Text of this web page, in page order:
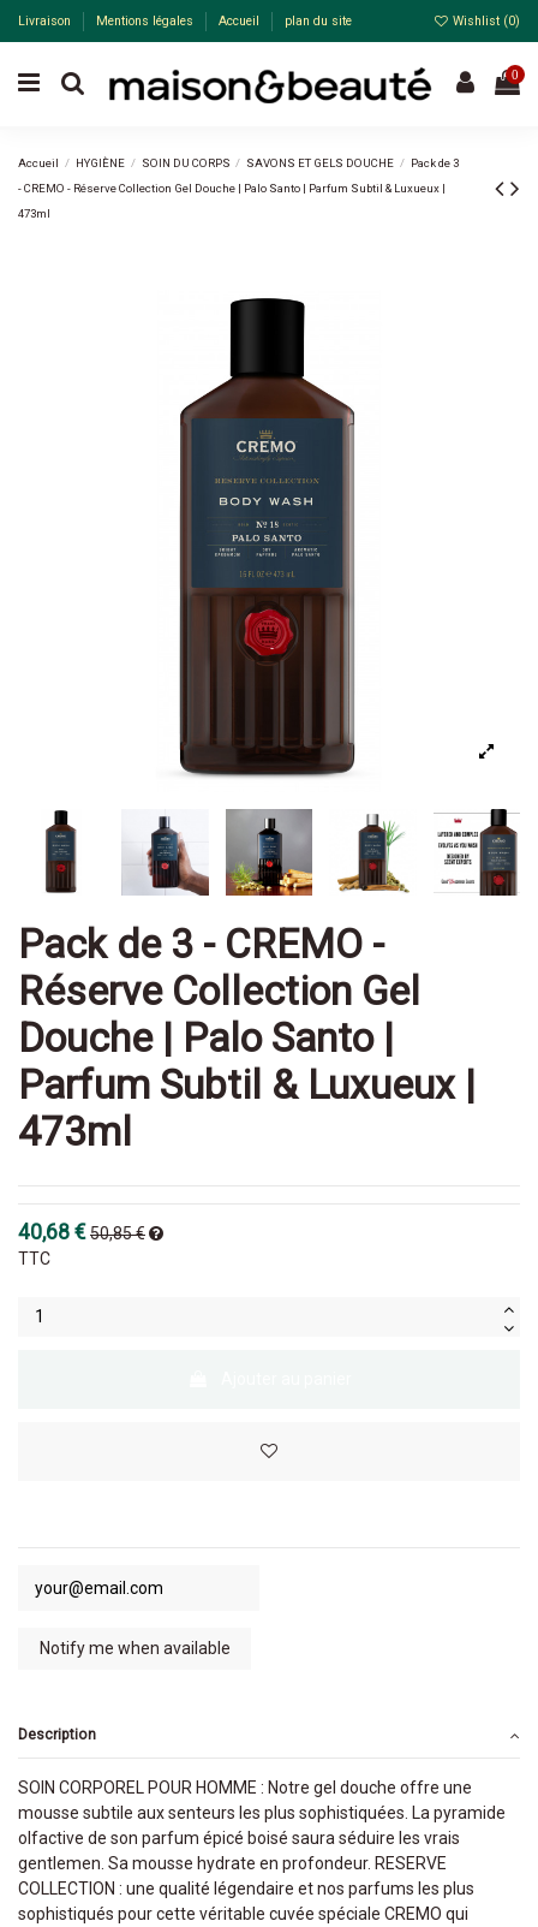
Livraison Mentions légales Accueil plan du site Wishlist (0)
0
Accueil HYGIÈNE SOIN DU CORPS SAVONS ET GELS DOUCHE
Pack de 3
- CREMO - Réserve Collection Gel Douche | Palo Santo | Parfum Subtil & Luxueux |
473ml
Pack de 3 - CREMO -
Réserve Collection Gel
Douche | Palo Santo |
Parfum Subtil & Luxueux |
473ml
40,68 €50,85 €
TTC
Description
SOIN CORPOREL POUR HOMME : Notre gel douche offre une
mousse subtile aux senteurs les plus sophistiquées. La pyramide
olfactive de son parfum épicé boisé saura séduire les vrais
gentlemen. Sa mousse hydrate en profondeur. RESERVE
COLLECTION : une qualité légendaire et nos parfums les plus
sophistiqués pour cette véritable cuvée spéciale CREMO qui